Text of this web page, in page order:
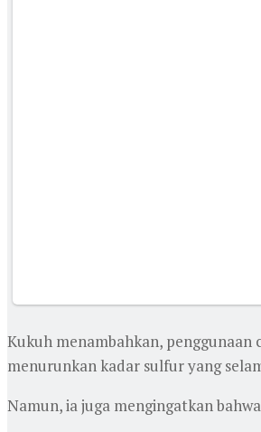
Kukuh menambahkan,
menurunkan kadar sulfur yang
Namun, ia juga mengingatkan